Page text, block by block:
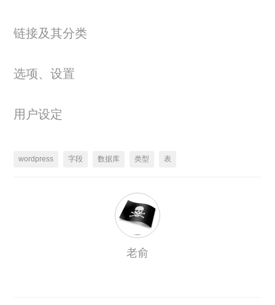
链接及其分类
选项、设置
用户设定
wordpress 字段 数据库 类型 表
老俞